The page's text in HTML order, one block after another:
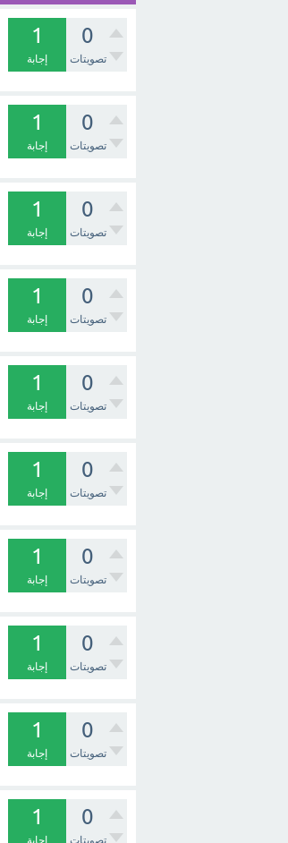
0
تصويتات
1
إجابة
0
تصويتات
1
إجابة
0
تصويتات
1
إجابة
0
تصويتات
1
إجابة
0
تصويتات
1
إجابة
0
تصويتات
1
إجابة
0
تصويتات
1
إجابة
0
تصويتات
1
إجابة
0
تصويتات
1
إجابة
0
تصويتات
1
إجابة